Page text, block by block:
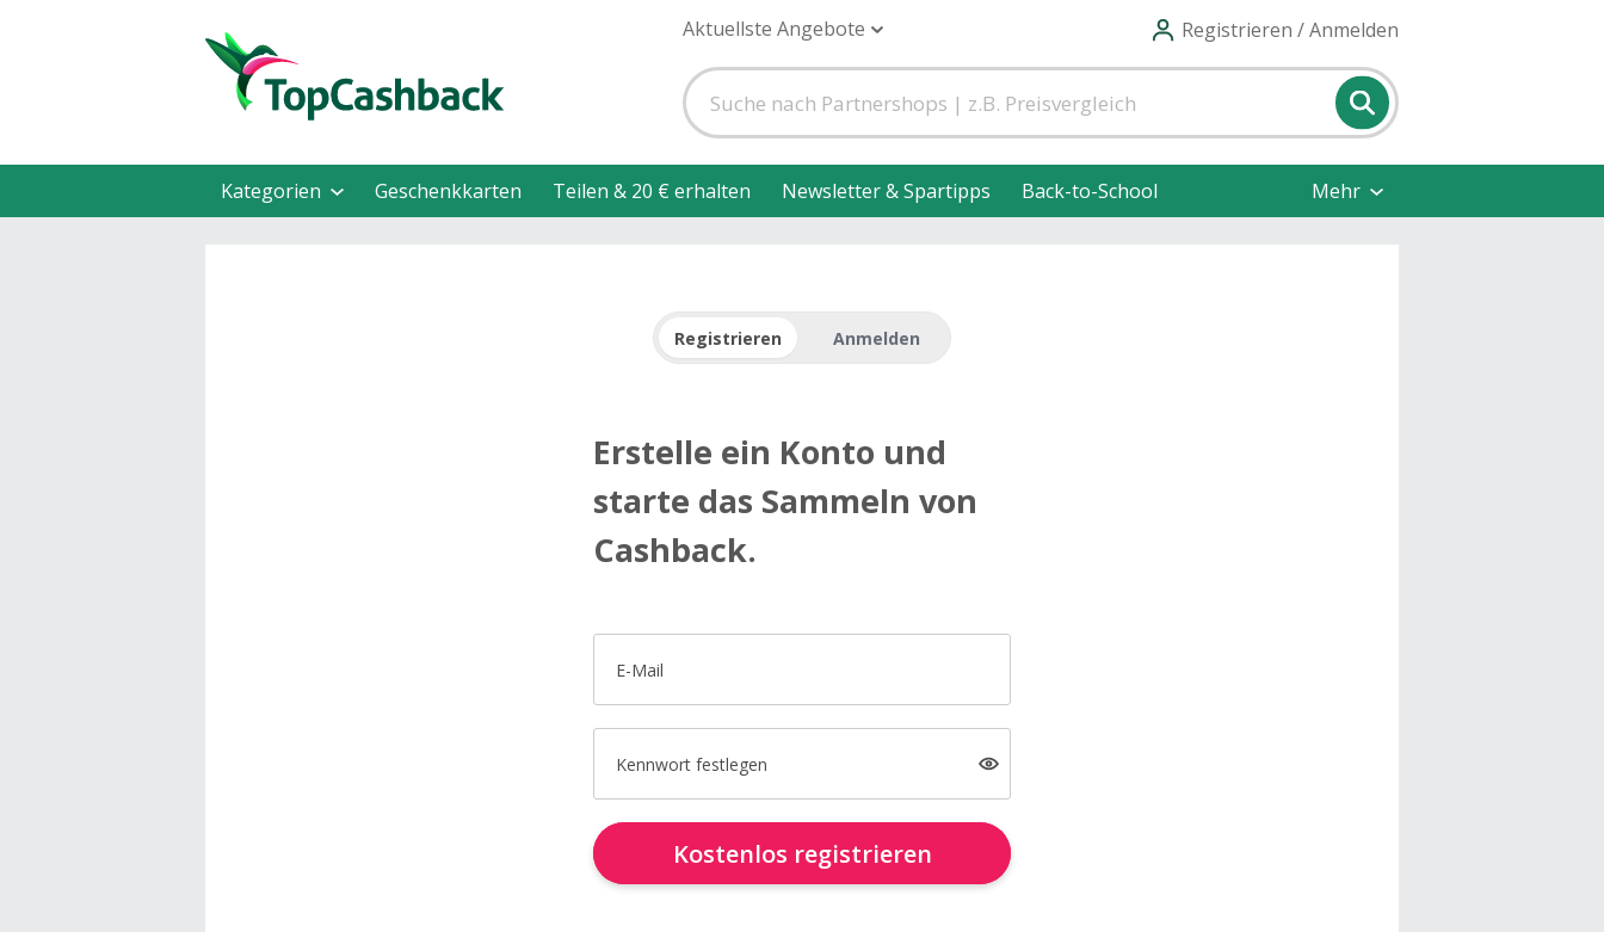
Aktuellste Angebote Registrieren / Anmelden
Kategorien Geschenkkarten Teilen & 20 € erhalten Newsletter & Spartipps Back-to-School Mehr
Registrieren Anmelden
Erstelle ein Konto und
starte das Sammeln von
Cashback.
E-Mail
Kennwort festlegen
Kostenlos registrieren